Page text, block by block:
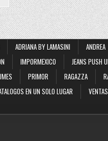
ADRIANA BY LAMASINI ANDREA
IMPORMEXICO JEANS PUSH
PRIMOR RAGAZZA
EN UN SOLO LUGAR